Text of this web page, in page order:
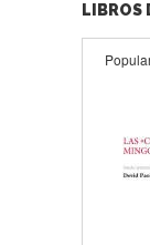
LIBROS